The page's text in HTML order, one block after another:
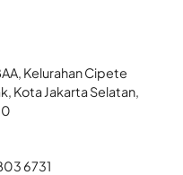
Kelurahan Cipete
Kota Jakarta Selatan,
6731